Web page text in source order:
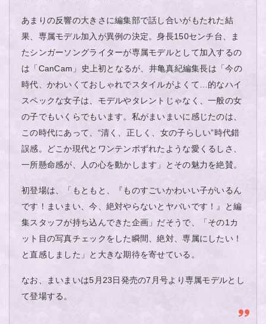
あまりの反響の大きさに編集部で話し合いがもたれた結
果、専属モデル加入が異例の決定。身長150センチ台、ま
たシンガーソングライターが専属モデルとして加入するの
は「CanCam」史上初となるが、井亀真紀編集長は「今の
時代、かわいくておしゃれでスタイルがよくて…的なハイ
スペックな女子は、モデルやタレントじゃなく、一般の女
の子でもいくらでもいます。私がまいまいに感じたのは、
この時代にあって、“清く、正しく、女の子らしい”時代錯
誤感。どこか現代とワンテンポずれたような愛くるしさ、
一所懸命感が、人の心を動かします」とその魅力を絶賛。
初登場は、「もともと、『ものすごいかわいい子がいるん
です！まいまい、今、絶対やらないとヤバいです！』と編
集スタッフが持ち込んできた企画」だそうで、「その1カ
ット目の写真チェックをした瞬間、絶対、専属にしたい！
と直感しました」と大きな期待を寄せている。
なお、まいまいは5月23日発売の7月号より専属モデルとし
て登場する。